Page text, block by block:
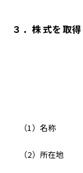
３．株式を取
（1）名称
（2）所在地